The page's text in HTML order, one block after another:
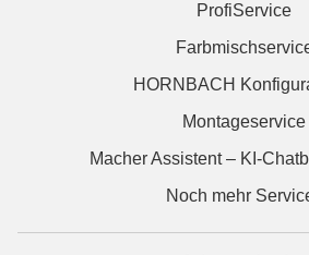
ProfiService
HORNBACH
Montageservice
Macher Assistent – KI-
Noch mehr